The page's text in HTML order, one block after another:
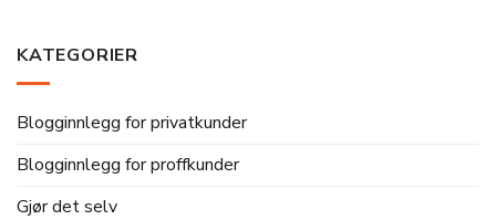
KATEGORIER
Blogginnlegg for privatkunder
Blogginnlegg for proffkunder
Gjør det selv